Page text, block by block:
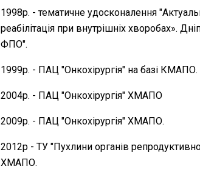
1998р. - тематичне удосконалення
реабілітація при внутрішніх хворобах».
ФПО".
1999р. - ПАЦ "Онкохірургія" на базі КМАПО.
2004р. - ПАЦ "Онкохірургія" ХМАПО
2009р. - ПАЦ "Онкохірургія" ХМАПО.
2012р - ТУ "Пухлини органів
ХМАПО.